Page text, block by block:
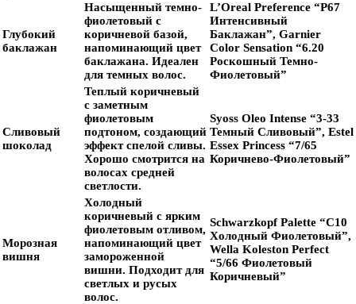
Глубокий
баклажан
Насыщенный темно-
фиолетовый с
коричневой базой,
напоминающий цвет
баклажана. Идеален
для темных волос.
L’Oreal Preference “P67
Интенсивный
Баклажан”, Garnier
Color Sensation “6.20
Роскошный Темно-
Фиолетовый”
Сливовый
шоколад
Теплый коричневый
с заметным
фиолетовым
подтоном, создающий
эффект спелой сливы.
Хорошо смотрится на
волосах средней
светлости.
Syoss Oleo Intense “3-33
Темный Сливовый”, Estel
Essex Princess “7/65
Коричнево-Фиолетовый”
Морозная
вишня
Холодный
коричневый с ярким
фиолетовым отливом,
напоминающий цвет
замороженной
вишни. Подходит для
светлых и русых
волос.
Schwarzkopf Palette “C10
Холодный Фиолетовый”,
Wella Koleston Perfect
“5/66 Фиолетовый
Коричневый”